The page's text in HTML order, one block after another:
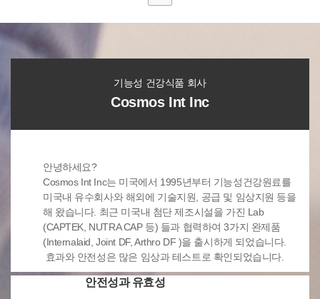
기능성 건강식품 회사
Cosmos Int Inc
안녕하세요?
Cosmos Int Inc는 미국에서 1995년부터 기능성건강원료를
미국내 유수회사와 해외에 기술지원, 공급 및 임상지원 등을
해 왔습니다. 최근 미국내 첨단 제조시설을 가진 Lab
(CAPTEK, NUTRA CAP 등) 들과 협력하여 3가지 완제품
(Internalaid, Joint DF, Arthro DF )을 출시하게 되었습니다.
효과와 안전성은 많은 임상과 테스트로 확인되었습니다.
안전성과 유효성